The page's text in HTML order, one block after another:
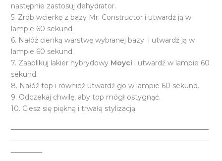
następnie zastosuj dehydrator.
5. Zrób wcierkę z bazy Mr. Constructor i utwardź ją w
lampie 60 sekund.
6. Nałóż cienką warstwę wybranej bazy i utwardź ją w
lampie 60 sekund.
7. Zaaplikuj lakier hybrydowy Moyci i utwardź w lampie 60
sekund.
8. Nałóż top i również utwardź go w lampie 60 sekund.
9. Odczekaj chwilę, aby top mógł ostygnąć.
10. Ciesz się piękną i trwałą stylizacją.